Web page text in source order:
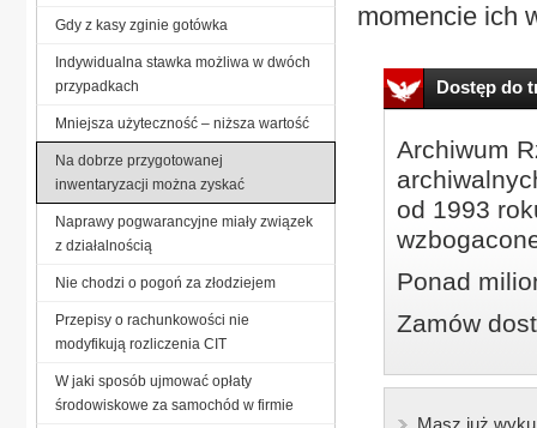
momencie ich
Dostęp do
Archiwum
od 1993
Ponad
Zamów
Masz już
Gdy z kasy zginie gotówka
Indywidualna stawka możliwa w dwóch
przypadkach
Mniejsza użyteczność – niższa wartość
Na dobrze przygotowanej
inwentaryzacji można zyskać
Naprawy pogwarancyjne miały związek
z działalnością
Nie chodzi o pogoń za złodziejem
Przepisy o rachunkowości nie
modyfikują rozliczenia CIT
W jaki sposób ujmować opłaty
środowiskowe za samochód w firmie